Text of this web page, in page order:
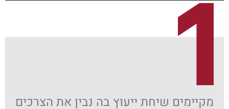
מקיימים שיחת ייעוץ בה נבין את הצרכים